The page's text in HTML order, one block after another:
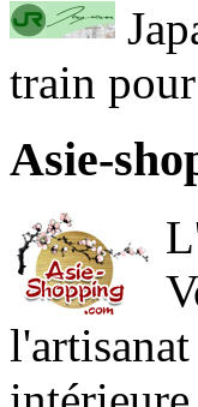
train
Asie-